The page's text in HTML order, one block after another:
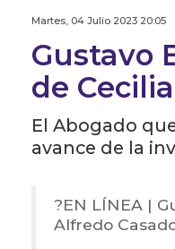
Martes, 04 Julio 2023 20:05
Gustavo
de
El Abogado
avance de la
?️EN LÍNEA |
Alfredo